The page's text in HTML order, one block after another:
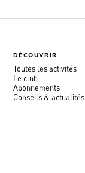
DÉCOUVRIR
Toutes les activités
Le club
Abonnements
Conseils & actualités